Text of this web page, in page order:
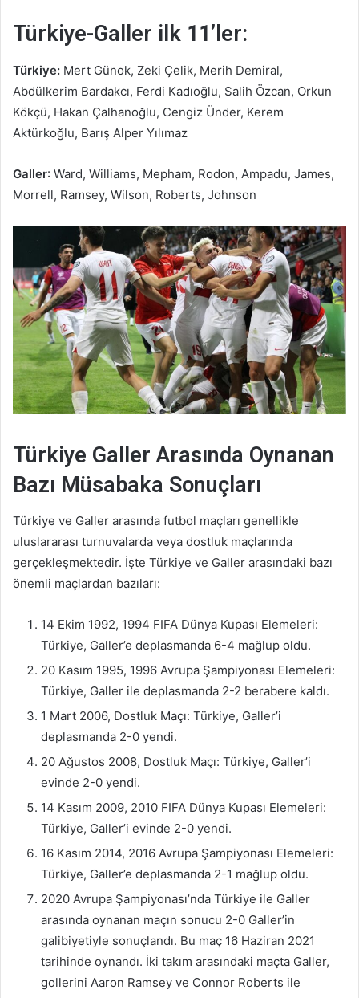
Türkiye-Galler ilk 11’ler:
Türkiye: Mert Günok, Zeki Çelik, Merih Demiral,
Abdülkerim Bardakcı, Ferdi Kadıoğlu, Salih Özcan, Orkun
Kökçü, Hakan Çalhanoğlu, Cengiz Ünder, Kerem
Aktürkoğlu, Barış Alper Yılımaz
Galler: Ward, Williams, Mepham, Rodon, Ampadu, James,
Morrell, Ramsey, Wilson, Roberts, Johnson
Türkiye Galler Arasında Oynanan
Bazı Müsabaka Sonuçları
Türkiye ve Galler arasında futbol maçları genellikle
uluslararası turnuvalarda veya dostluk maçlarında
gerçekleşmektedir. İşte Türkiye ve Galler arasındaki bazı
önemli maçlardan bazıları:
14 Ekim 1992, 1994 FIFA Dünya Kupası Elemeleri:
Türkiye, Galler’e deplasmanda 6-4 mağlup oldu.
20 Kasım 1995, 1996 Avrupa Şampiyonası Elemeleri:
Türkiye, Galler ile deplasmanda 2-2 berabere kaldı.
1 Mart 2006, Dostluk Maçı: Türkiye, Galler’i
deplasmanda 2-0 yendi.
20 Ağustos 2008, Dostluk Maçı: Türkiye, Galler’i
evinde 2-0 yendi.
14 Kasım 2009, 2010 FIFA Dünya Kupası Elemeleri:
Türkiye, Galler’i evinde 2-0 yendi.
16 Kasım 2014, 2016 Avrupa Şampiyonası Elemeleri:
Türkiye, Galler’e deplasmanda 2-1 mağlup oldu.
2020 Avrupa Şampiyonası’nda Türkiye ile Galler
arasında oynanan maçın sonucu 2-0 Galler’in
galibiyetiyle sonuçlandı. Bu maç 16 Haziran 2021
tarihinde oynandı. İki takım arasındaki maçta Galler,
gollerini Aaron Ramsey ve Connor Roberts ile